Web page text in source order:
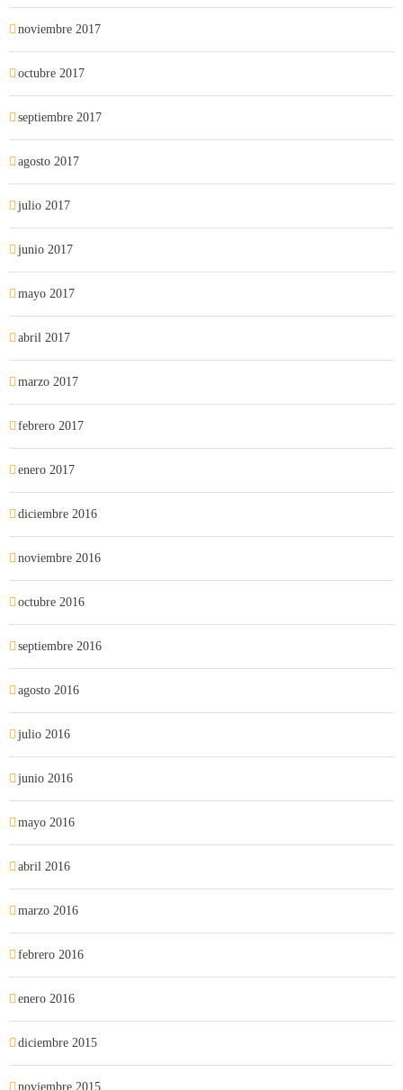
noviembre 2017
octubre 2017
septiembre 2017
agosto 2017
julio 2017
junio 2017
mayo 2017
abril 2017
marzo 2017
febrero 2017
enero 2017
diciembre 2016
noviembre 2016
octubre 2016
septiembre 2016
agosto 2016
julio 2016
junio 2016
mayo 2016
abril 2016
marzo 2016
febrero 2016
enero 2016
diciembre 2015
noviembre 2015